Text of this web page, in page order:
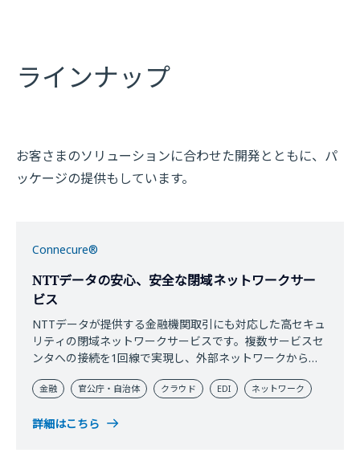
ラインナップ
お客さまのソリューションに合わせた開発とともに、パ
ッケージの提供もしています。
Connecure®
NTTデータの安心、安全な閉域ネットワークサー
ビス
NTTデータが提供する金融機関取引にも対応した高セキュ
リティの閉域ネットワークサービスです。複数サービスセ
ンタへの接続を1回線で実現し、外部ネットワークから完
きます。
金融 官公庁・自治体 クラウド EDI ネットワーク
詳細はこちら